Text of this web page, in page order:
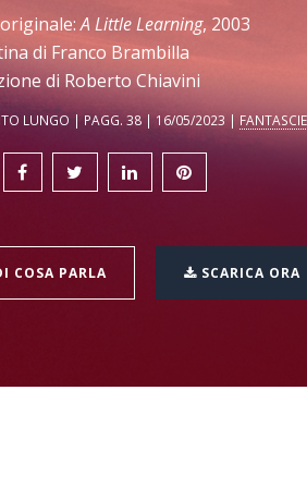
A Little Learning, 2003
di Franco Brambilla
di Roberto Chiavini
LUNGO | PAGG. 38 | 16/05/2023 |
COSA PARLA SCARICA ORA